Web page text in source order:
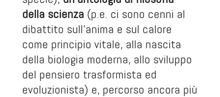
della scienza(p.e. ci sono cenni al
dibattito sull’anima e sul calore
come principio vitale, alla nascita
della biologia moderna, allo sviluppo
del pensiero trasformista ed
evoluzionista) e, percorso ancora più